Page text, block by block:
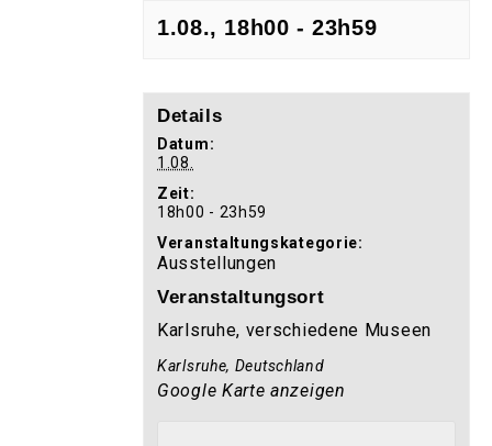
1.08., 18h00 -23h59
Details
Datum:
1.08.
Zeit:
18h00 - 23h59
Veranstaltungskategorie:
Ausstellungen
Veranstaltungsort
Karlsruhe, verschiedene Museen
Karlsruhe, Deutschland
Google Karte anzeigen